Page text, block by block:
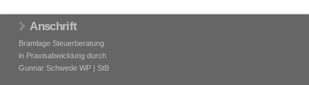
Anschrift
Bramlage Steuerberatung
in Praxisabwicklung durch
Gunnar Schwede WP | StB